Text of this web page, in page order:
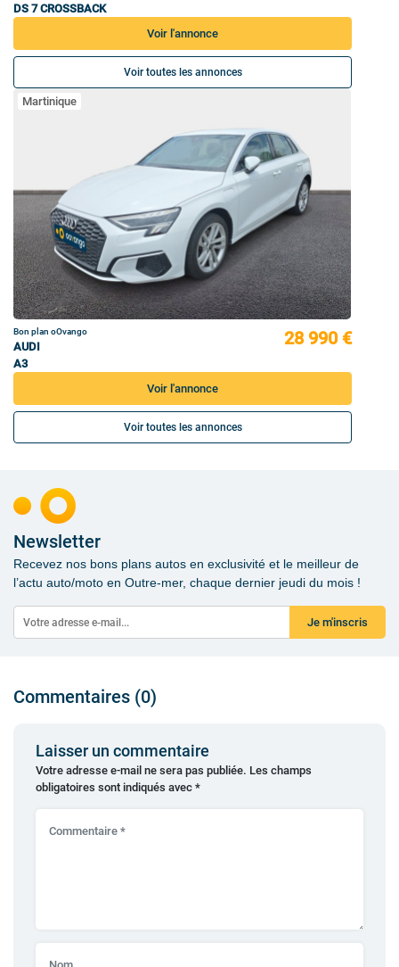
DS 7 CROSSBACK
Voir l'annonce
Voir toutes les annonces
Martinique
Bon plan oOvango
AUDI
A3
28 990 €
Voir l'annonce
Voir toutes les annonces
Newsletter
Recevez nos bons plans autos en exclusivité et le meilleur de
l’actu auto/moto en Outre-mer, chaque dernier jeudi du mois !
Je m'inscris
Commentaires (0)
Laisser un commentaire
Votre adresse e-mail ne sera pas publiée. Les champs
obligatoires sont indiqués avec *